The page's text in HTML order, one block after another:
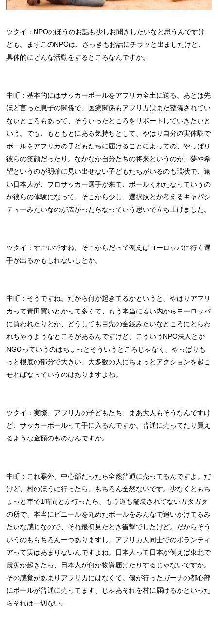
ツクイ：NPOのほうのお話も少しお聞きしたいなと思うんですけ
ども。まずこのNPOは、さっきもお話にチラッと出ましたけど、
具体的にどんな活動をするところなんですか。
中町：基本的にはサッカーボールをアフリカ全土に送る。あとは先
ほど言った息子の関係で、医療関係もアフリカはまだ整備されてい
ないところもあって、そういったところをサポートしていきたいと
いう。でも、もともとにある気持ちとして、やはり自分の実体験で
ボールをアフリカの子どもたちに届けることによっての、やっぱり
彼らの笑顔だったり。なかなか自分たちの将来というのが、夢や希
望というのが明確に見い出せない子どもたちがいるのも現状で、遠
い日本人が、プロサッカー選手が来て、ボールくれたなっていうの
が彼らの体験になって、そこから少し、選択肢とか考えるキャパシ
ティーみたいなのが広がったらなっていう思いで立ち上げました。
ツクイ：すごいですね。そこからだって例えばヨーロッパに行く選
手が出るかもしれないしとか。
中町：そうですね。だから何が起きてるかというと、やはりアフリ
カって青田買いとかって多くて、もう本当に若い内からヨーロッパ
に買われたりとか、どうしても目先の金銭みたいなところにとらわ
れちゃうようなところがあるんですけど、こういうNPO法人とか
NGOっていうのはちょっとそういうところじゃなく、やっぱりも
っと根底の部分で大きい、大多数の人にちょっとアクションを起こ
せればなっていうのはありますよね。
ツクイ：実際、アフリカの子どもたち、まあ大人もそうなんですけ
ど、サッカーボールって手に入るんですか。普通に売ってたり買え
るような金額のものなんですか。
中町：これ案外、中心部だったら全然普通に売ってるんですよ。だ
けど、村のほうに行ったら、もちろん全然ないです。少なくともち
ょっと車で1時間とか行ったら、もう道も舗装されてないガタガタ
の所で、本当にビニールを丸めたボールをみんなで追いかけてるみ
たいな感じなので、それ最初見たとき衝撃でしたけど。だからそう
いうのももちろん一つありますし、アフリカ人同士でのボランティ
アって実はあまりないんですよね。日本人って日本が例えば東北で
震災が起きたら、日本人が何か物資届けたりするじゃないですか。
その感覚があまりアフリカにはなくて。僕が行ったガーナの都心部
にボールが普通に売ってます、じゃあそれを村に届けるかといった
らそれは一切ない。